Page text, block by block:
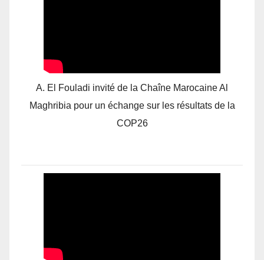
A. El Fouladi invité de la Chaîne Marocaine Al
Maghribia pour un échange sur les résultats de la
COP26